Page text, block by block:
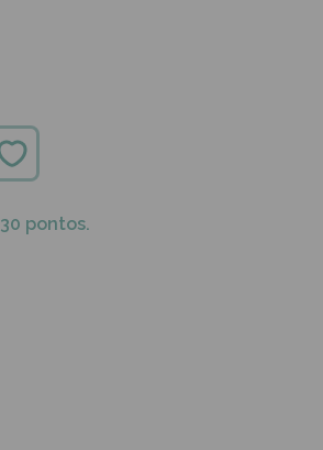
30 pontos.